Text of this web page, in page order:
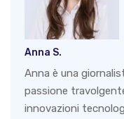
Anna S.
Anna è una
passione
innovazioni